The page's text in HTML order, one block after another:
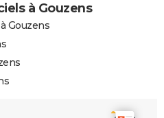
à Gouzens
Gouzens